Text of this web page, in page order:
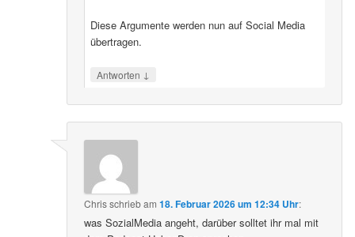
Diese Argumente werden nun auf Social Media
übertragen.
Antworten ↓
Chrisschriebam18. Februar 2026 um 12:34 Uhr:
was SozialMedia angeht, darüber solltet ihr mal mit